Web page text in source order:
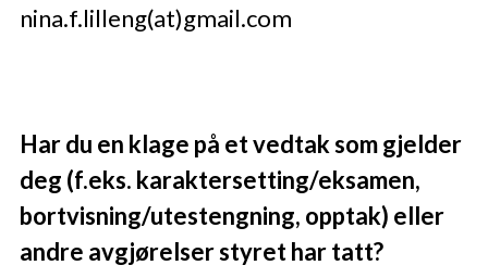
nina.f.lilleng(at)gmail.com
Har du en klage på et vedtak som gjelder
deg (f.eks. karaktersetting/eksamen,
bortvisning/utestengning, opptak) eller
andre avgjørelser styret har tatt?